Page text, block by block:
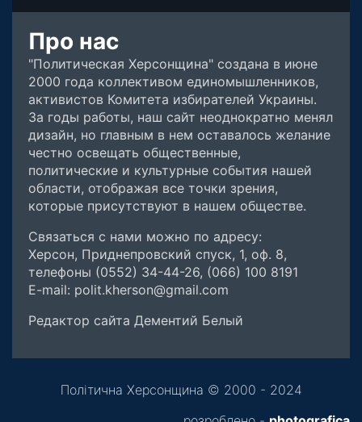
Про нас
"Политическая Херсонщина" создана в июне
2000 года коллективом единомышленников,
активистов Комитета избирателей Украины.
За годы работы, наш сайт неоднократно менял
дизайн, но главным в нем оставалось желание
честно освещать общественные,
политические и культурные события нашей
области, отображая все точки зрения,
которые присутствуют в нашем обществе.
Связаться с нами можно по адресу:
Херсон, Приднепровский спуск, 1, оф. 8,
телефоны (0552) 34-44-26, (066) 100 8191
E-mail: polit.kherson@gmail.com
Редактор сайта Дементий Белый
Політична Херсонщина © 2000 - 2024